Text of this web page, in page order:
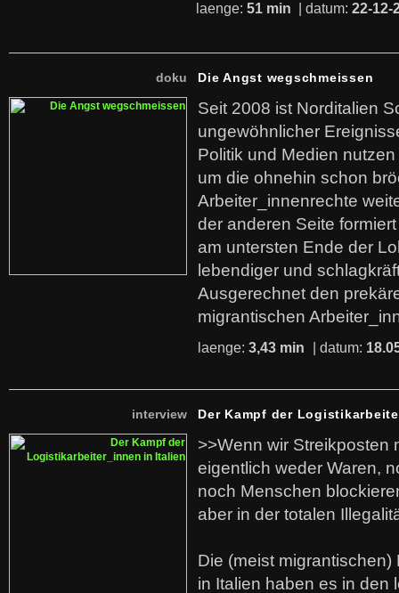
laenge: 51 min | datum: 22-12-
doku Die Angst wegschmeissen
Seit 2008 ist Norditalien
ungewöhnlicher
Politik und Medien
um die ohnehin schon
Arbeiter_innenrechte
der anderen Seite
am untersten Ende der
lebendiger und
Ausgerechnet den
migrantischen
laenge: 3,43 min | datum:
interview Der Kampf der
>>Wenn wir Streikposten
eigentlich weder Waren,
noch Menschen
aber in der totalen
Die (meist
in Italien haben es in den